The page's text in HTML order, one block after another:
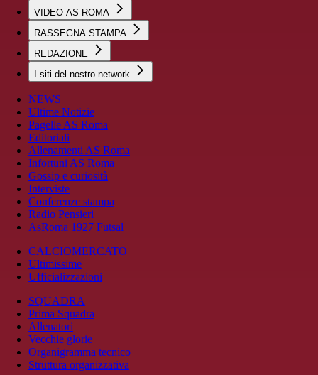
VIDEO AS ROMA
RASSEGNA STAMPA
REDAZIONE
I siti del nostro network
NEWS
Ultime Notizie
Pagelle AS Roma
Editoriali
Allenamenti AS Roma
Infortuni AS Roma
Gossip e curiosità
Interviste
Conferenze stampa
Radio Pensieri
AsRoma 1927 Futsal
CALCIOMERCATO
Ultimissime
Ufficializzazioni
SQUADRA
Prima Squadra
Allenatori
Vecchie glorie
Organigramma tecnico
Struttura organizzativa